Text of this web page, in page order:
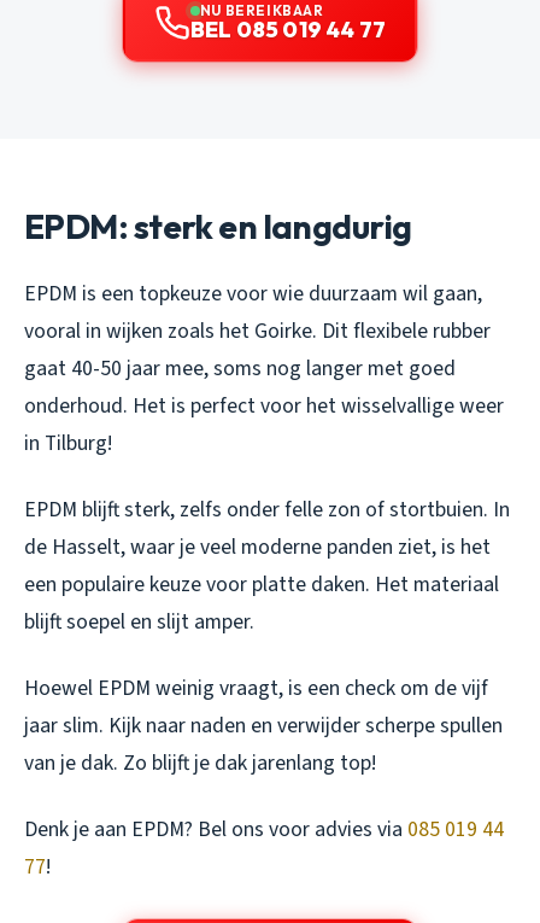
NU BEREIKBAAR
BEL 085 019 44 77
EPDM: sterk en langdurig
EPDM is een topkeuze voor wie duurzaam wil gaan,
vooral in wijken zoals het Goirke. Dit flexibele rubber
gaat 40-50 jaar mee, soms nog langer met goed
onderhoud. Het is perfect voor het wisselvallige weer
in Tilburg!
EPDM blijft sterk, zelfs onder felle zon of stortbuien. In
de Hasselt, waar je veel moderne panden ziet, is het
een populaire keuze voor platte daken. Het materiaal
blijft soepel en slijt amper.
Hoewel EPDM weinig vraagt, is een check om de vijf
jaar slim. Kijk naar naden en verwijder scherpe spullen
van je dak. Zo blijft je dak jarenlang top!
Denk je aan EPDM? Bel ons voor advies via 085 019 44
77!